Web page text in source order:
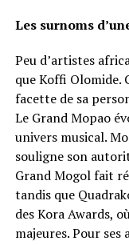
Les surnoms
Peu d’artistes
que Koffi Olomide.
facette de sa
Le Grand Mopao
univers musical.
souligne son
Grand Mogol fait
tandis que
des Kora Awards,
majeures. Pour